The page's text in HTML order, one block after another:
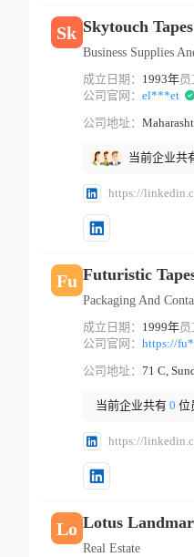
Sk Skytouch
Business Supplies
成立日期： 1993年员
公司官网： el***et
公司地址：
当前企业共
https://
Fu Futuristic
Packaging And
成立日期： 1999年员
公司官网： https://
公司地址：
当前企业共有 0 位
https://
Lo Lotus
Real Estate